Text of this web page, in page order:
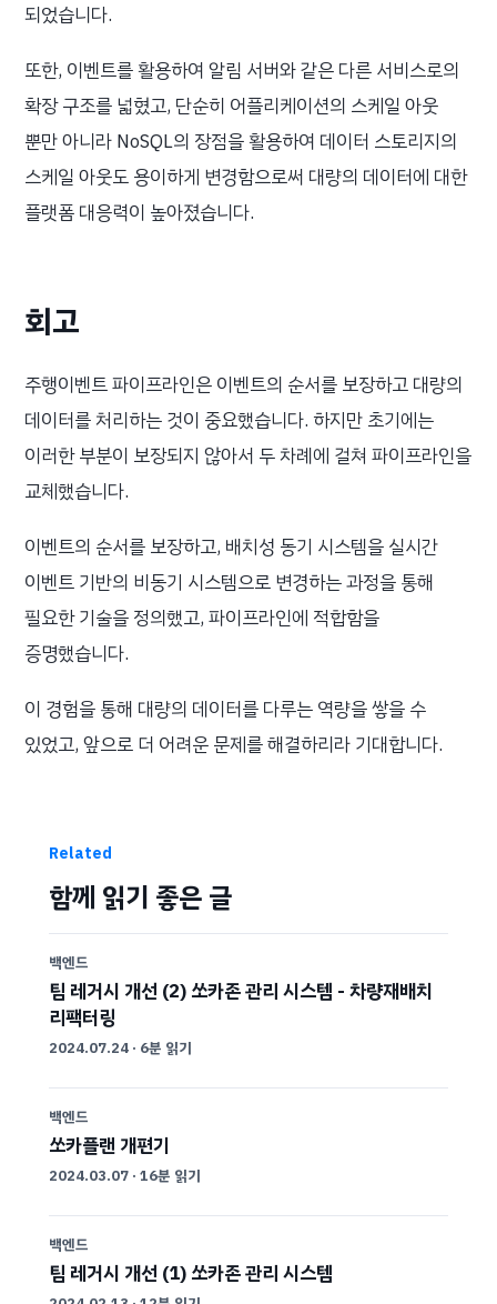
되었습니다.
또한, 이벤트를 활용하여 알림 서버와 같은 다른 서비스로의
확장 구조를 넓혔고, 단순히 어플리케이션의 스케일 아웃
뿐만 아니라 NoSQL의 장점을 활용하여 데이터 스토리지의
스케일 아웃도 용이하게 변경함으로써 대량의 데이터에 대한
플랫폼 대응력이 높아졌습니다.
회고
주행이벤트 파이프라인은 이벤트의 순서를 보장하고 대량의
데이터를 처리하는 것이 중요했습니다. 하지만 초기에는
이러한 부분이 보장되지 않아서 두 차례에 걸쳐 파이프라인을
교체했습니다.
이벤트의 순서를 보장하고, 배치성 동기 시스템을 실시간
이벤트 기반의 비동기 시스템으로 변경하는 과정을 통해
필요한 기술을 정의했고, 파이프라인에 적합함을
증명했습니다.
이 경험을 통해 대량의 데이터를 다루는 역량을 쌓을 수
있었고, 앞으로 더 어려운 문제를 해결하리라 기대합니다.
Related
함께 읽기 좋은 글
백엔드
팀 레거시 개선 (2) 쏘카존 관리 시스템 - 차량재배치
리팩터링
2024.07.24 · 6분 읽기
백엔드
쏘카플랜 개편기
2024.03.07 · 16분 읽기
백엔드
팀 레거시 개선 (1) 쏘카존 관리 시스템